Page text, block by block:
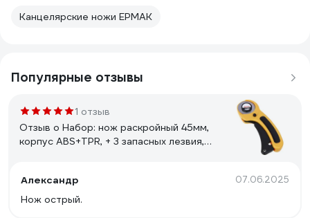
Канцелярские ножи ЕРМАК
Популярные отзывы
1 отзыв
Отзыв о Набор: нож раскройный 45мм,
корпус ABS+TPR, + 3 запасных лезвия,
Александр
07.06.2025
Нож острый.